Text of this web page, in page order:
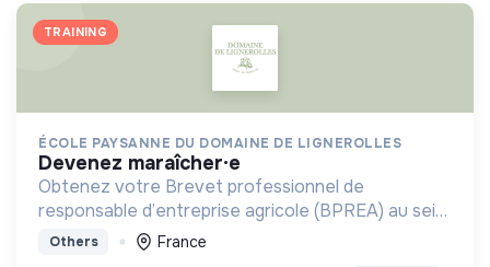
TRAINING
ÉCOLE PAYSANNE DU DOMAINE DE LIGNEROLLES
devenez maraîcher·e
Obtenez votre Brevet professionnel de
responsable d’entreprise agricole (BPREA) au sein
d'une ferme en maraîchage bio-intensive
Others France